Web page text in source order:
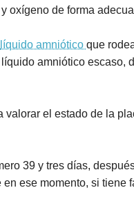
oxígeno de forma
líquido amniótico que
amniótico escaso,
el estado de la
39 y tres días,
ese momento, si tiene